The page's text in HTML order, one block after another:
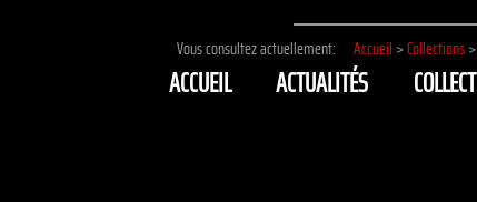
Vous consultez actuellement: Accueil >Collections>
ACCUEIL ACTUALITÉS